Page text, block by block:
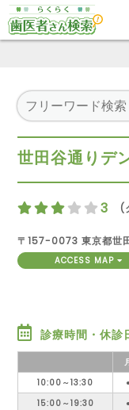
世田谷通りデ
3 (
〒157-0073 東京都世
ACCESS MAP
診療時間・休診
10:00～13:30
●
15:00～19:30
●